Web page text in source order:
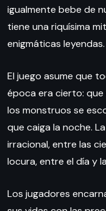
igualmente bebe de
tiene una riquísima
enigmáticas leyendas.
El juego asume que
época era cierto:
los monstruos se
que caiga la noche.
irracional, entre las
locura, entre el día y
Los jugadores